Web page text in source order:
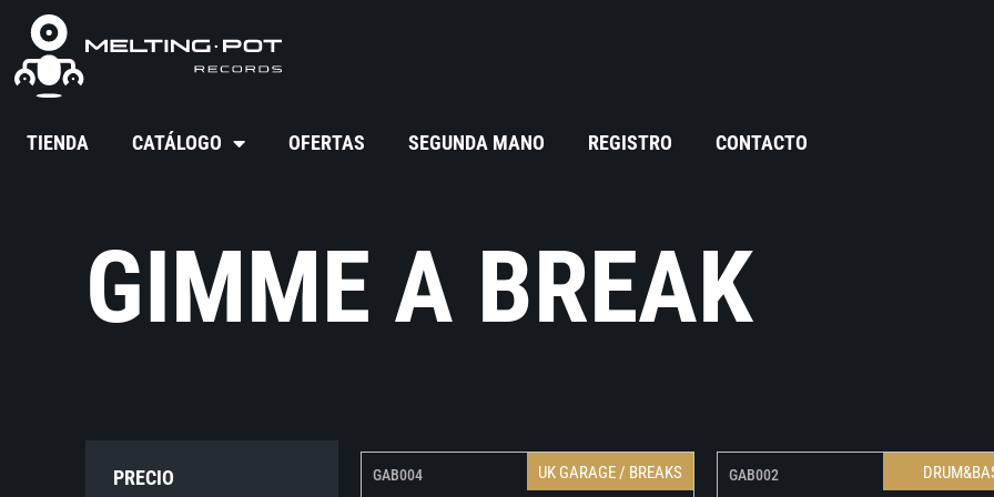
TIENDA CATÁLOGO OFERTAS SEGUNDA MANO REGISTRO CONTACTO
GIMME A BREAK
PRECIO GAB004 UK GARAGE / BREAKS GAB002